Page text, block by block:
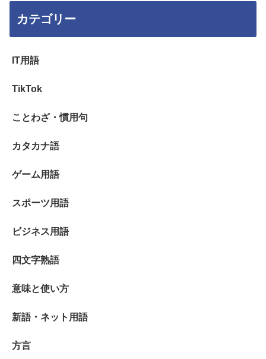
カテゴリー
IT用語
TikTok
ことわざ・慣用句
カタカナ語
ゲーム用語
スポーツ用語
ビジネス用語
四文字熟語
意味と使い方
新語・ネット用語
方言